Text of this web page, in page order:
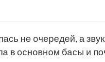
не очередей, а
в основном басы и